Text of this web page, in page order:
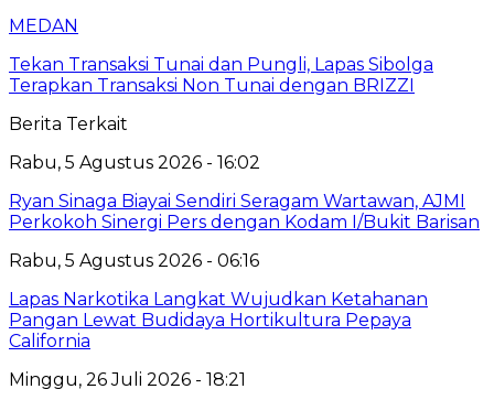
MEDAN
Tekan Transaksi Tunai dan Pungli, Lapas Sibolga
Terapkan Transaksi Non Tunai dengan BRIZZI
Berita Terkait
Rabu, 5 Agustus 2026 - 16:02
Ryan Sinaga Biayai Sendiri Seragam Wartawan, AJMI
Perkokoh Sinergi Pers dengan Kodam I/Bukit Barisan
Rabu, 5 Agustus 2026 - 06:16
Lapas Narkotika Langkat Wujudkan Ketahanan
Pangan Lewat Budidaya Hortikultura Pepaya
California
Minggu, 26 Juli 2026 - 18:21